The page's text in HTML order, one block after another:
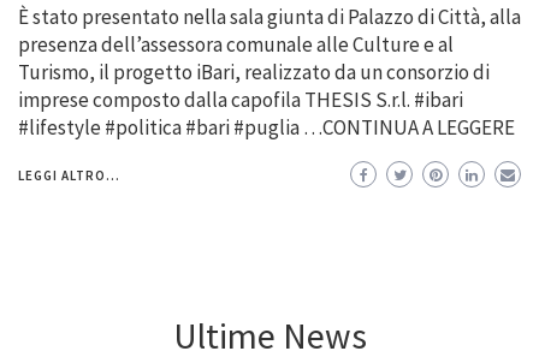
È stato presentato nella sala giunta di Palazzo di Città, alla
presenza dell’assessora comunale alle Culture e al
Turismo, il progetto iBari, realizzato da un consorzio di
imprese composto dalla capofila THESIS S.r.l. #ibari
#lifestyle #politica #bari #puglia …CONTINUA A LEGGERE
LEGGI ALTRO...
Ultime News